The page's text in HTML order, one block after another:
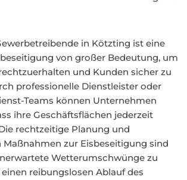
in Kötzting ist eine
von großer Bedeutung, um
und Kunden sicher zu
professionelle Dienstleister oder
Teams können Unternehmen
ihre Geschäftsflächen jederzeit
rechtzeitige Planung und
zur Eisbeseitigung sind
Wetterumschwünge zu
reibungslosen Ablauf des